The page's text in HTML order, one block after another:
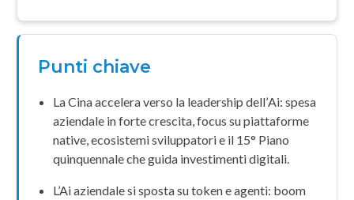
Punti chiave
LaCinaaccelera verso la leadership dell’Ai: spesa
aziendale in forte crescita, focus su piattaforme
native, ecosistemi sviluppatori e il 15° Piano
quinquennaleche guida investimenti digitali.
L’Ai aziendale si sposta sutokene agenti: boom